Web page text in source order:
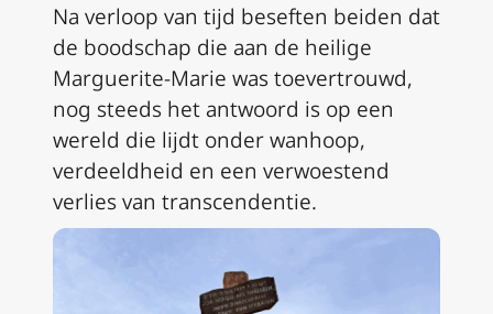
Na verloop van tijd beseften beiden dat
de boodschap die aan de heilige
Marguerite-Marie was toevertrouwd,
nog steeds het antwoord is op een
wereld die lijdt onder wanhoop,
verdeeldheid en een verwoestend
verlies van transcendentie.